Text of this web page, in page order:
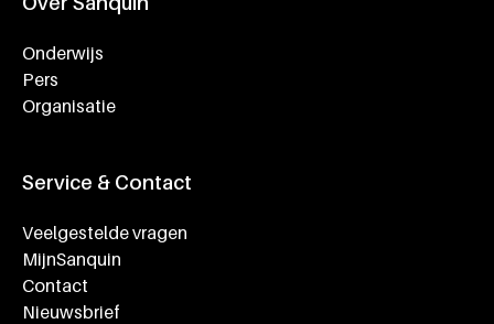
Onderwijs
Pers
Organisatie
Service & Contact
Veelgestelde vragen
MijnSanquin
Contact
Nieuwsbrief